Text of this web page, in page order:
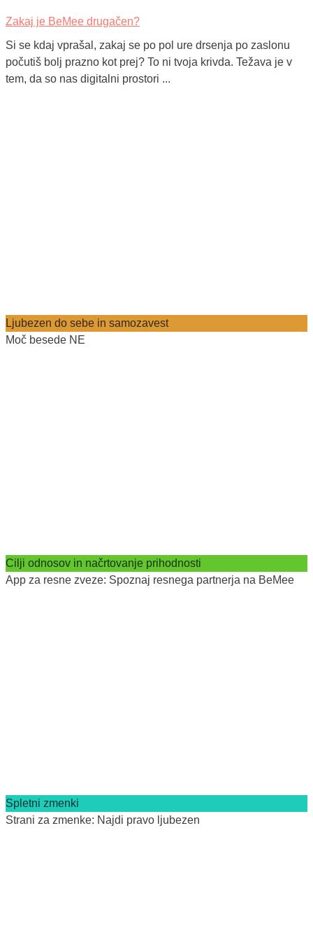
Zakaj je BeMee drugačen?
Si se kdaj vprašal, zakaj se po pol ure drsenja po zaslonu
počutiš bolj prazno kot prej? To ni tvoja krivda. Težava je v
tem, da so nas digitalni prostori ...
Ljubezen do sebe in samozavest
Moč besede NE
Cilji odnosov in načrtovanje prihodnosti
App za resne zveze: Spoznaj resnega partnerja na BeMee
Spletni zmenki
Strani za zmenke: Najdi pravo ljubezen